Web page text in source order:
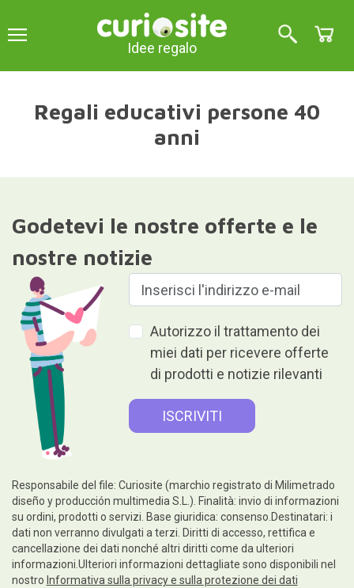
Idee regalo
Regali educativi persone 40
anni
Godetevi le nostre offerte e le
nostre notizie
Autorizzo il trattamento dei
miei dati per ricevere offerte
di prodotti e notizie rilevanti
Responsabile del file: Curiosite (marchio registrato di Milimetrado
diseño y producción multimedia S.L.). Finalità: invio di informazioni
su ordini, prodotti o servizi. Base giuridica: consenso.Destinatari: i
dati non verranno divulgati a terzi. Diritti di accesso, rettifica e
cancellazione dei dati nonché altri diritti come da ulteriori
informazioni.Ulteriori informazioni dettagliate sono disponibili nel
nostro Informativa sulla privacy e sulla protezione dei dati